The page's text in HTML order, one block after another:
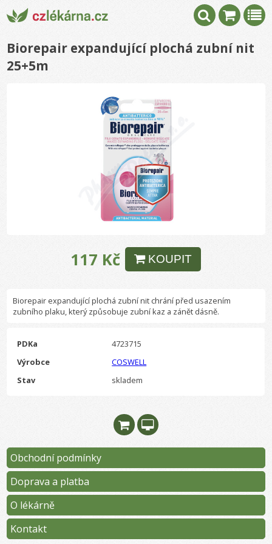
Biorepair expandující plochá zubní nit
25+5m
117 Kč KOUPIT
Biorepair expandující plochá zubní nit chrání před usazením
zubního plaku, který způsobuje zubní kaz a zánět dásně.
PDKa
4723715
Výrobce
COSWELL
Stav
skladem
Obchodní podmínky
Doprava a platba
O lékárně
Kontakt